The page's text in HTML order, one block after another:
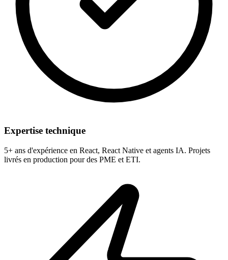
Expertise technique
5+ ans d'expérience en React, React Native et agents IA. Projets
livrés en production pour des PME et ETI.